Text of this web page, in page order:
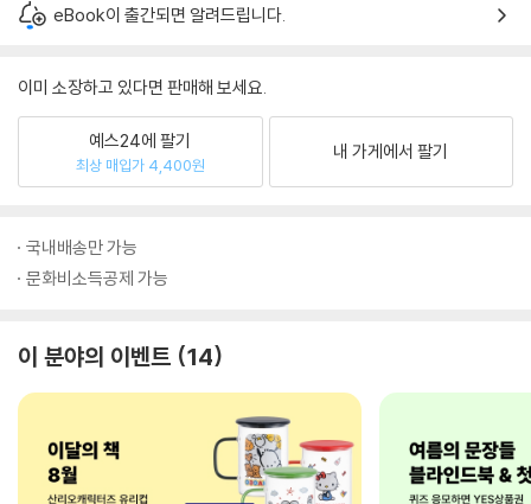
eBook이 출간되면 알려드립니다.
이미 소장하고 있다면 판매해 보세요.
예스24에 팔기
최상 매입가 4,400원
내 가게에서 팔기
국내배송만 가능
문화비소득공제 가능
이 분야의 이벤트 14